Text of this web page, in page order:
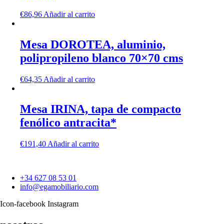
€86,96 Añadir al carrito
Mesa DOROTEA, aluminio,
polipropileno blanco 70×70 cms
€64,35 Añadir al carrito
Mesa IRINA, tapa de compacto
fenólico antracita*
€191,40 Añadir al carrito
+34 627 08 53 01
info@egamobiliario.com
Icon-facebook Instagram